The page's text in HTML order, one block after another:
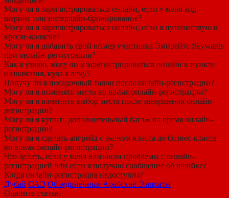
Могу ли я зарегистрироваться онлайн, если у меня код-
шеринг или интерлайн-бронирование?
Могу ли я зарегистрироваться онлайн, если я путешествую в
кресле-коляске?
Могу ли я добавить свой номер участника Эмирейтс Skywards
при онлайн-регистрации?
Как я узнаю, могу ли я зарегистрироваться онлайн в пункте
назначения, куда я лечу?
Получу ли я посадочный талон после онлайн-регистрации?
Могу ли я поменять место во время онлайн-регистрации?
Могу ли я изменить выбор места после завершения онлайн-
регистрации?
Могу ли я купить дополнительный багаж во время онлайн-
регистрации?
Могу ли я сделать апгрейд с эконом-класса до бизнес-класса
во время онлайн-регистрации?
Что делать, если у меня возникли проблемы с онлайн-
регистрацией или если я получаю сообщение об ошибке?
Когда онлайн-регистрация недоступна?
Дубай ОАЭ Объединённые Арабские Эмираты
Оцените статью